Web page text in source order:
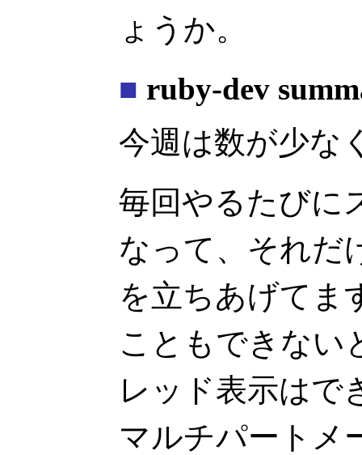
ょうか。
■ ruby-dev
今週は数が少な
毎回やるたびに
なって、それだ
を立ちあげてま
こともできない
レッド表示はで
マルチパートメ